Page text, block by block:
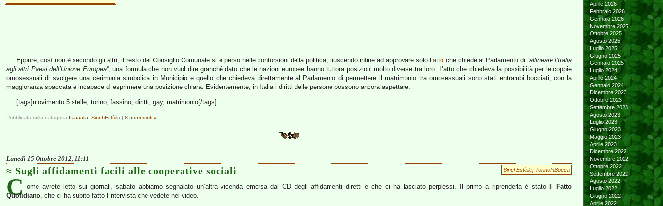
Eppure, così non è secondo gli altri; il resto del Consiglio Comunale si è perso nelle contorsioni della politica, riuscendo infine ad approvare solo l’atto che chiede al Parlamento di “allineare l’Italia
agli altri Paesi dell’Unione Europea”, una formula che non vuol dire granché dato che le nazioni europee hanno tuttora posizioni molto diverse tra loro. L’atto che chiedeva la possibilità per le coppie
omosessuali di svolgere una cerimonia simbolica in Municipio e quello che chiedeva direttamente al Parlamento di permettere il matrimonio tra omosessuali sono stati entrambi bocciati, con la
maggioranza spaccata e incapace di esprimere una posizione chiara. Evidentemente, in Italia i diritti delle persone possono ancora aspettare.
[tags]movimento 5 stelle, torino, fassino, diritti, gay, matrimonio[/tags]
Pubblicato nella categoria Itaaaalia SinchËstèile | 8 commenti »
Lunedì 15 Ottobre 2012, 11:11
SinchËstèile TorinoInBocca
Sugli affidamenti facili alle cooperative sociali
C ome avrete letto sui giornali, sabato abbiamo segnalato un’altra vicenda emersa dal CD degli affidamenti diretti e che ci ha lasciato perplessi. Il primo a riprenderla è stato
Il Fatto
Quotidiano, che ci ha subito fatto l’intervista che vedete nel video.
Aprile 2026
Febbraio 2026
Gennaio 2026
Novembre 2025
Ottobre 2025
Agosto 2025
Luglio 2025
Giugno 2025
Gennaio 2025
Luglio 2024
Aprile 2024
Gennaio 2024
Dicembre 2023
Ottobre 2023
Settembre 2023
Agosto 2023
Luglio 2023
Giugno 2023
Maggio 2023
Aprile 2023
Dicembre 2022
Novembre 2022
Ottobre 2022
Settembre 2022
Agosto 2022
Luglio 2022
Giugno 2022
Aprile 2022